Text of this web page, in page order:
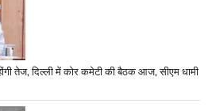
तेज, दिल्ली में कोर कमेटी की बैठक आज, सीएम धामी